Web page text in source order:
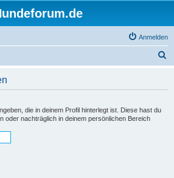
Anmelden
die in deinem Profil hinterlegt ist. Diese hast du
oder nachträglich in deinem persönlichen Bereich